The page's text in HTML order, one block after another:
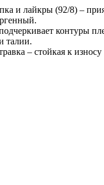
и лайкры (92/8) –
контуры
талии.
– стойкая к износу